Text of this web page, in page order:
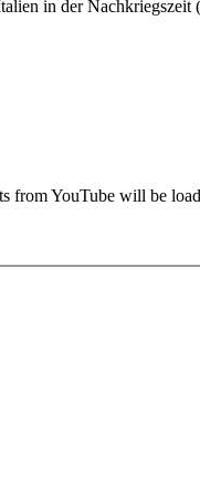
in der Nachkriegszeit
from YouTube will be